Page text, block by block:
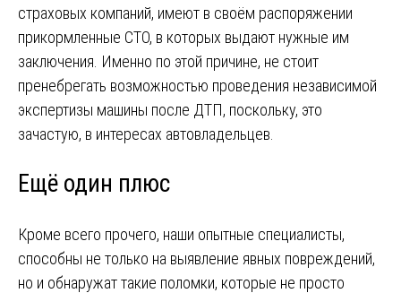
страховых компаний, имеют в своём распоряжении
прикормленные СТО, в которых выдают нужные им
заключения. Именно по этой причине, не стоит
пренебрегать возможностью проведения независимой
экспертизы машины после ДТП, поскольку, это
зачастую, в интересах автовладельцев.
Ещё один плюс
Кроме всего прочего, наши опытные специалисты,
способны не только на выявление явных повреждений,
но и обнаружат такие поломки, которые не просто